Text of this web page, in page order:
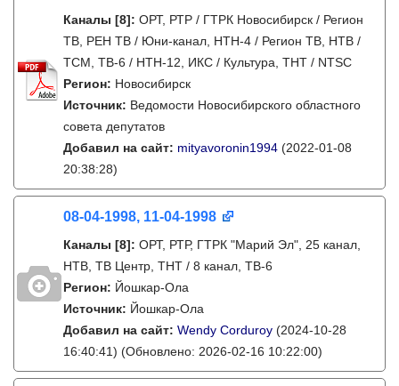
Каналы [8]: ОРТ, РТР / ГТРК Новосибирск / Регион
ТВ, РЕН ТВ / Юни-канал, НТН-4 / Регион ТВ, НТВ /
ТСМ, ТВ-6 / НТН-12, ИКС / Культура, ТНТ / NTSC
Регион: Новосибирск
Источник: Ведомости Новосибирского областного
совета депутатов
Добавил на сайт: mityavoronin1994 (2022-01-08
20:38:28)
08-04-1998, 11-04-1998
Каналы [8]: ОРТ, РТР, ГТРК "Марий Эл", 25 канал,
НТВ, ТВ Центр, ТНТ / 8 канал, ТВ-6
Регион: Йошкар-Ола
Источник: Йошкар-Ола
Добавил на сайт: Wendy Corduroy (2024-10-28
16:40:41) (Обновлено: 2026-02-16 10:22:00)